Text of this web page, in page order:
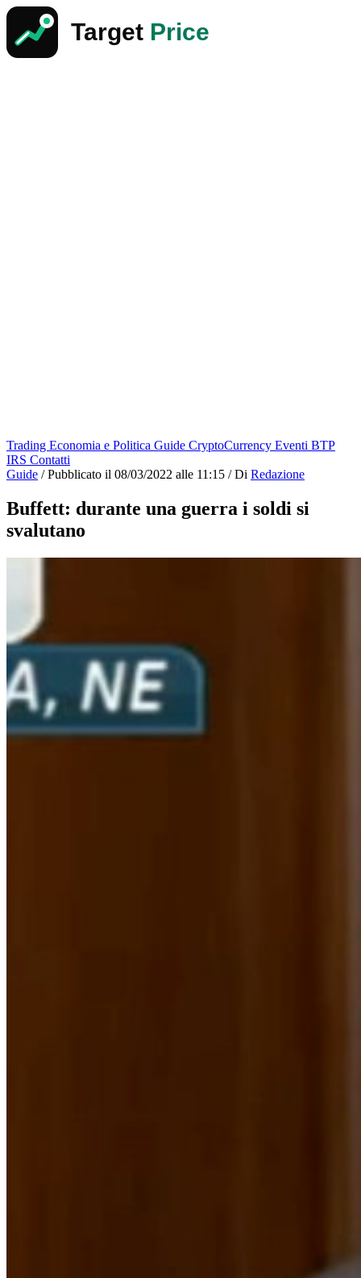
Trading Economia e Politica Guide CryptoCurrency Eventi BTP
IRS Contatti
Guide / Pubblicato il 08/03/2022 alle 11:15 / Di Redazione
Buffett: durante una guerra i soldi si
svalutano